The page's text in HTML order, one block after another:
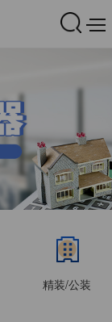
精装/公装